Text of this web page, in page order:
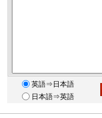
英語⇒日本語
日本語⇒英語